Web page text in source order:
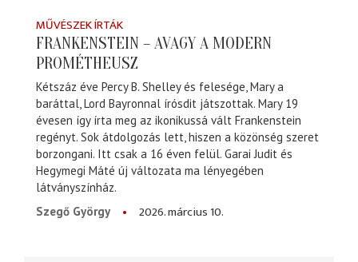
MŰVÉSZEK ÍRTÁK
FRANKENSTEIN – AVAGY A MODERN
PROMÉTHEUSZ
Kétszáz éve Percy B. Shelley és felesége, Mary a
baráttal, Lord Bayronnal írósdit játszottak. Mary 19
évesen így írta meg az ikonikussá vált Frankenstein
regényt. Sok átdolgozás lett, hiszen a közönség szeret
borzongani. Itt csak a 16 éven felül. Garai Judit és
Hegymegi Máté új változata ma lényegében
látványszínház.
Szegő György
2026. március 10.